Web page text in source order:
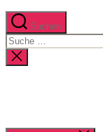
Suchen
Suche
nach:
Suche
schließen